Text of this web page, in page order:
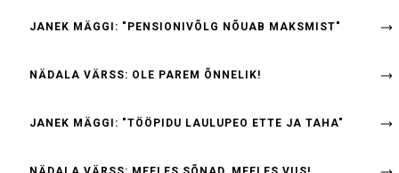
JANEK MÄGGI: "PENSIONIVÕLG NÕUAB MAKSMIST"
NÄDALA VÄRSS: OLE PAREM ÕNNELIK!
JANEK MÄGGI: "TÖÖPIDU LAULUPEO ETTE JA TAHA"